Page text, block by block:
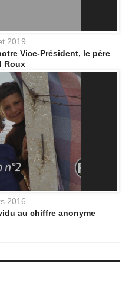
2019
Vice-Président, le père
Roux
2016
au chiffre anonyme